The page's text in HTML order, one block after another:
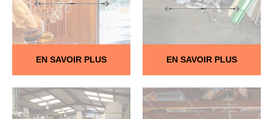
EN SAVOIR PLUS EN SAVOIR PLUS